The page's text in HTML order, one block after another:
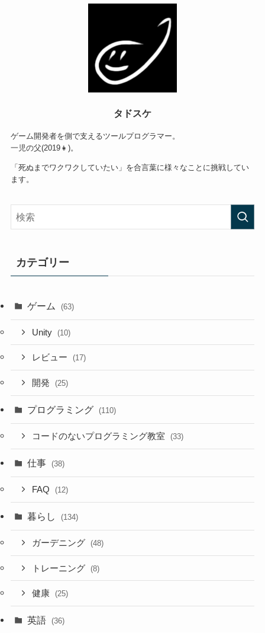
タドスケ
ゲーム開発者を側で支えるツールプログラマー。
一児の父(2019👧)。
「死ぬまでワクワクしていたい」を合言葉に様々なことに挑戦してい
ます。
カテゴリー
ゲーム (63)
Unity (10)
レビュー (17)
開発 (25)
プログラミング (110)
コードのないプログラミング教室 (33)
仕事 (38)
FAQ (12)
暮らし (134)
ガーデニング (48)
トレーニング (8)
健康 (25)
英語 (36)